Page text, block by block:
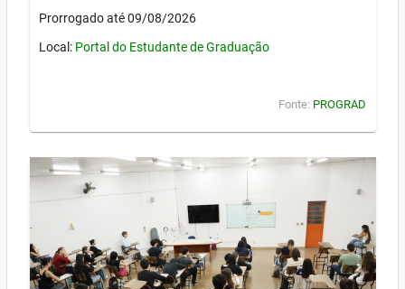
Prorrogado até 09/08/2026
Local: Portal do Estudante de Graduação
Fonte: PROGRAD